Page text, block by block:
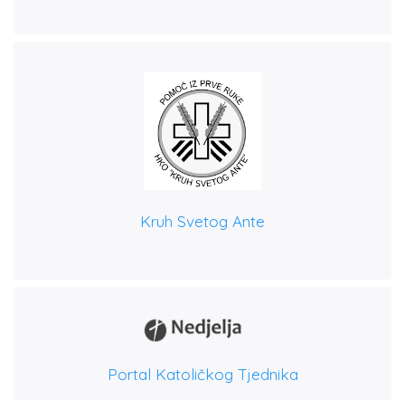
Kruh Svetog Ante
Portal Katoličkog Tjednika